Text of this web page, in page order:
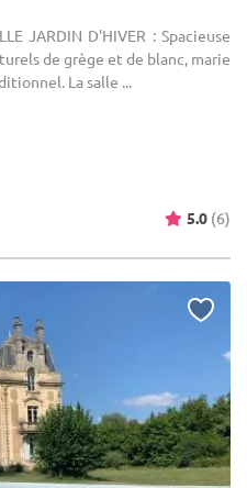
JARDIN D'HIVER : Spacieuse
de grège et de blanc, marie
La salle ...
5.0 (6)